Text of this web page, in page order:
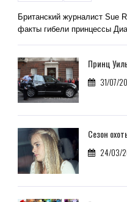
Британский журналист Sue
факты гибели принцессы
Принц
31/07/
Сезон
24/03/